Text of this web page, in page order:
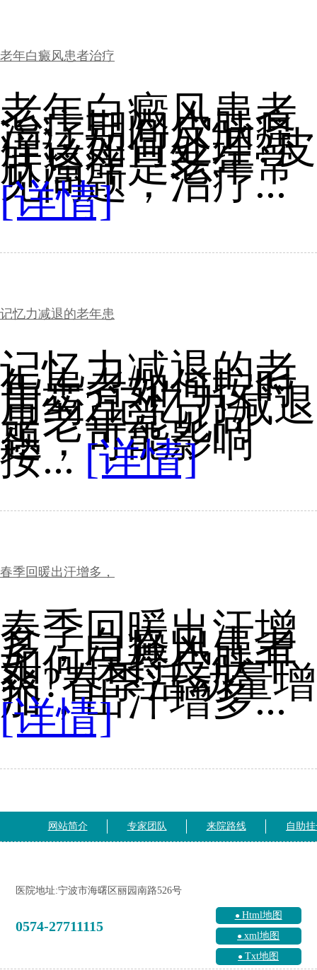
老年白癜风患者治疗
老年白癜风患者
治疗期间皮肤瘙
痒该如何处理?皮
肤瘙痒是老年常
见问题，治疗...
[详情]
记忆力减退的老年患
记忆力减退的老
年患者如何按时
用药?记忆力减退
是老年常见问
题，可能影响
按... [详情]
春季回暖出汗增多，
春季回暖出汗增
多，白癜风患者
如何保持皮肤干
爽?春季活动量增
加，出汗增多...
[详情]
网站简介 专家团队 来院路线 自助
医院地址:宁波市海曙区丽园南路526号
0574-27711115
Html地图
xml地图
Txt地图